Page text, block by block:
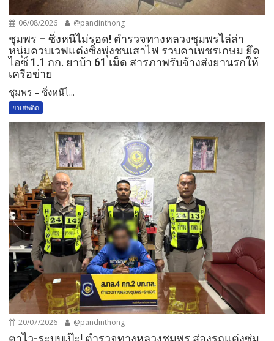
06/08/2026 @pandinthong
ชุมพร – ซิ่งหนีไม่รอด! ตำรวจทางหลวงชุมพรไล่ล่า
หนุ่มควบเวฟแต่งซิ่งพุ่งชนเสาไฟ รวบคาเพชรเกษม ยึด
ไอซ์ 1.1 กก. ยาบ้า 61 เม็ด สารภาพรับจ้างส่งยานรกให้
เครือข่าย
ชุมพร – ซิ่งหนีไ...
ยาเสพติด
20/07/2026 @pandinthong